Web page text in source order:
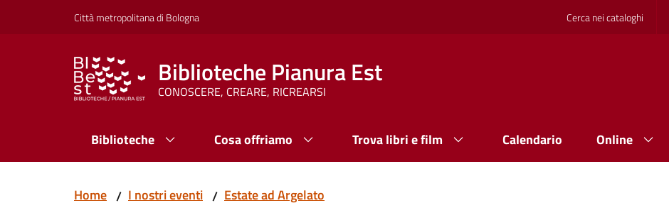
Vai al contenuto
Vai alla navigazioneCittà metropolitana di Bologna Cerca nei cataloghi
Biblioteche Pianura Est
CONOSCERE, CREARE, RICREARSI
Biblioteche Cosa offriamo Trova libri e film Calendario Online
Home / I nostri eventi / Estate ad Argelato